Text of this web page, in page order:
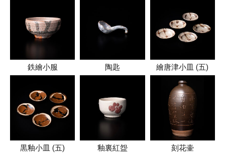
鉄繪小服 陶匙 繪唐津小皿 (五)
黒釉小皿 (五) 釉裏紅盌 刻花壷